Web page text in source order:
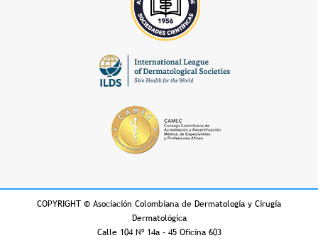
COPYRIGHT © Asociación Colombiana de Dermatología y Cirugía
Dermatológica
Calle 104 Nº 14a - 45 Oficina 603